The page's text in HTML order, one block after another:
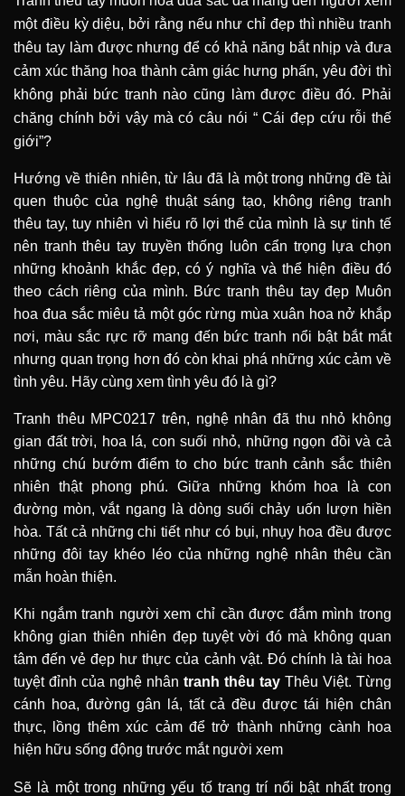
một điều kỳ diệu, bởi rằng nếu như chỉ đẹp thì nhiều tranh
thêu tay làm được nhưng để có khả năng bắt nhịp và đưa
cảm xúc thăng hoa thành cảm giác hưng phấn, yêu đời thì
không phải bức tranh nào cũng làm được điều đó. Phải
chăng chính bởi vậy mà có câu nói “ Cái đẹp cứu rỗi thế
giới”?
Hướng về thiên nhiên, từ lâu đã là một trong những đề tài
quen thuộc của nghệ thuật sáng tạo, không riêng tranh
thêu tay, tuy nhiên vì hiểu rõ lợi thế của mình là sự tinh tế
nên tranh thêu tay truyền thống luôn cẩn trọng lựa chọn
những khoảnh khắc đẹp, có ý nghĩa và thể hiện điều đó
theo cách riêng của mình. Bức tranh thêu tay đẹp Muôn
hoa đua sắc miêu tả một góc rừng mùa xuân hoa nở khắp
nơi, màu sắc rực rỡ mang đến bức tranh nổi bật bắt mắt
nhưng quan trọng hơn đó còn khai phá những xúc cảm về
tình yêu. Hãy cùng xem tình yêu đó là gì?
Tranh thêu MPC0217 trên, nghệ nhân đã thu nhỏ không
gian đất trời, hoa lá, con suối nhỏ, những ngọn đồi và cả
những chú bướm điểm to cho bức tranh cảnh sắc thiên
nhiên thật phong phú. Giữa những khóm hoa là con
đường mòn, vắt ngang là dòng suối chảy uốn lượn hiền
hòa. Tất cả những chi tiết như có bụi, nhụy hoa đều được
những đôi tay khéo léo của những nghệ nhân thêu cần
mẫn hoàn thiện.
Khi ngắm tranh người xem chỉ cần được đắm mình trong
không gian thiên nhiên đẹp tuyệt vời đó mà không quan
tâm đến vẻ đẹp hư thực của cảnh vật. Đó chính là tài hoa
tuyệt đỉnh của nghệ nhân tranh thêu tay Thêu Việt. Từng
cánh hoa, đường gân lá, tất cả đều được tái hiện chân
thực, lồng thêm xúc cảm để trở thành những cành hoa
hiện hữu sống động trước mắt người xem
Sẽ là một trong những yếu tố trang trí nổi bật nhất trong